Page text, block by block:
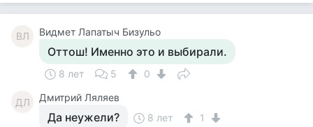
ВЛ Видмет Лапатыч Бизульо
Оттош! Именно это и выбирали.
8 лет 5 0
ДЛ Дмитрий Ляляев
Да неужели? 8 лет 1